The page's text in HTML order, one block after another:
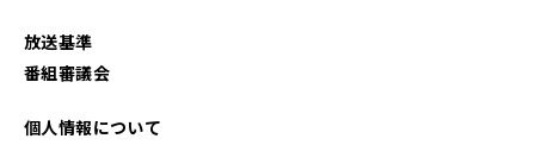
2025年09月
放送基準
番組審議会
個人情報について